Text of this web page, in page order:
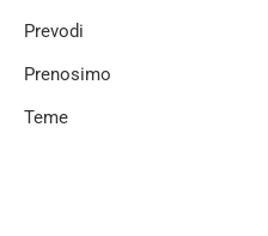
Prevodi
Prenosimo
Teme